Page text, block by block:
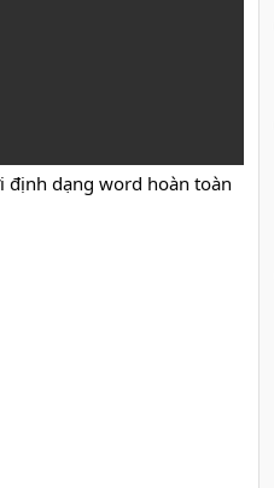
định dạng word hoàn toàn